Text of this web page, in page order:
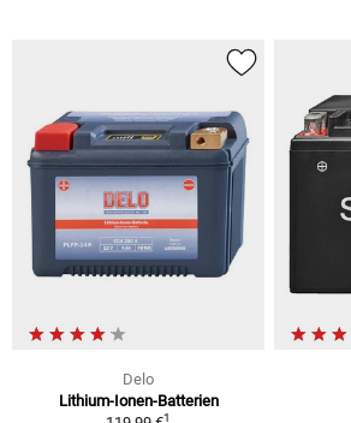
Delo
Lithium-Ionen-Batterien
1